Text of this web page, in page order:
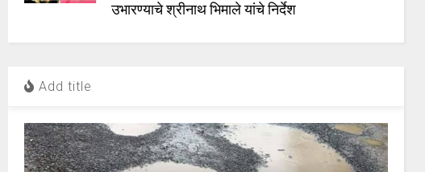
उभारण्याचे श्रीनाथ भिमाले यांचे निर्देश
Add title